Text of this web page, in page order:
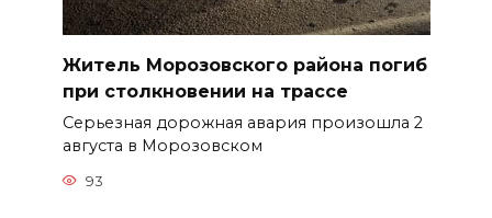
Житель Морозовского района погиб
при столкновении на трассе
Серьезная дорожная авария произошла 2
августа в Морозовском
93